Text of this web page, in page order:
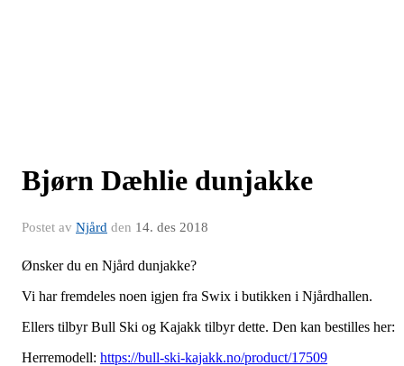
Bjørn Dæhlie dunjakke
Postet av Njård den 14. des 2018
Ønsker du en Njård dunjakke?
Vi har fremdeles noen igjen fra Swix i butikken i Njårdhallen.
Ellers tilbyr Bull Ski og Kajakk tilbyr dette. Den kan bestilles her:
Herremodell: https://bull-ski-kajakk.no/product/17509